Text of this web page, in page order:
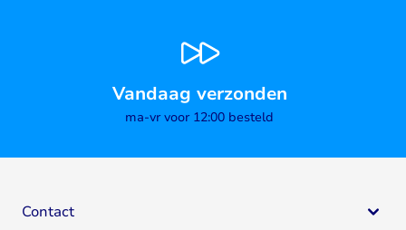
Vandaag verzonden
ma-vr voor 12:00 besteld
Contact